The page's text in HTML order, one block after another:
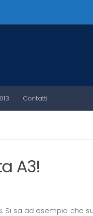
Contatti
A3!
sa ad esempio che